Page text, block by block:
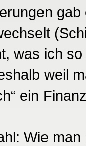
was ich
weil
ein
Wie